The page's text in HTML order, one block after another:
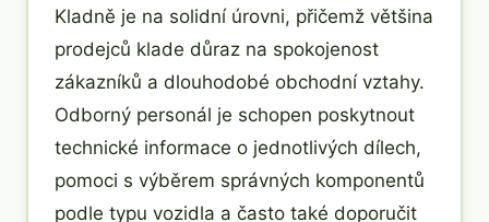
Kladně je na solidní úrovni, přičemž většina
prodejců klade důraz na spokojenost
zákazníků a dlouhodobé obchodní vztahy.
Odborný personál je schopen poskytnout
technické informace o jednotlivých dílech,
pomoci s výběrem správných komponentů
podle typu vozidla a často také doporučit